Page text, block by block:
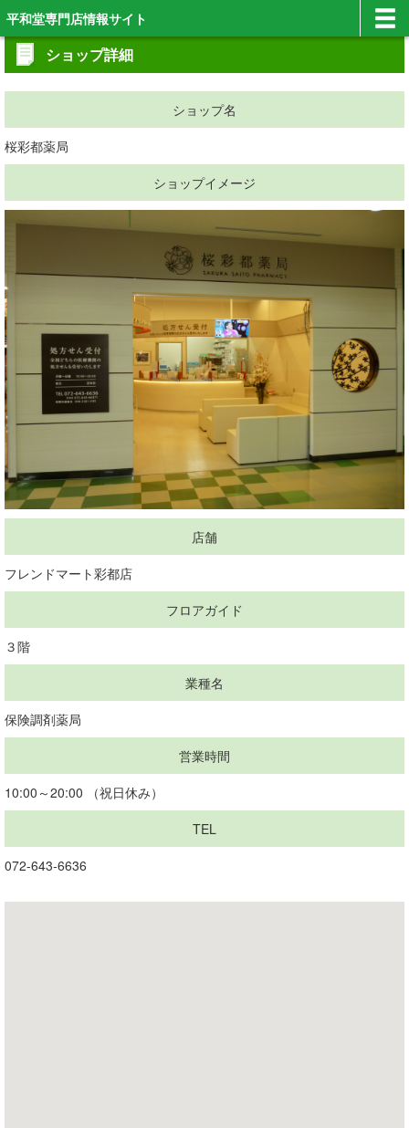
平和堂専門店情報サイト
ショップ詳細
ショップ名
桜彩都薬局
ショップイメージ
店舗
フレンドマート彩都店
フロアガイド
３階
業種名
保険調剤薬局
営業時間
10:00～20:00 （祝日休み）
TEL
072-643-6636